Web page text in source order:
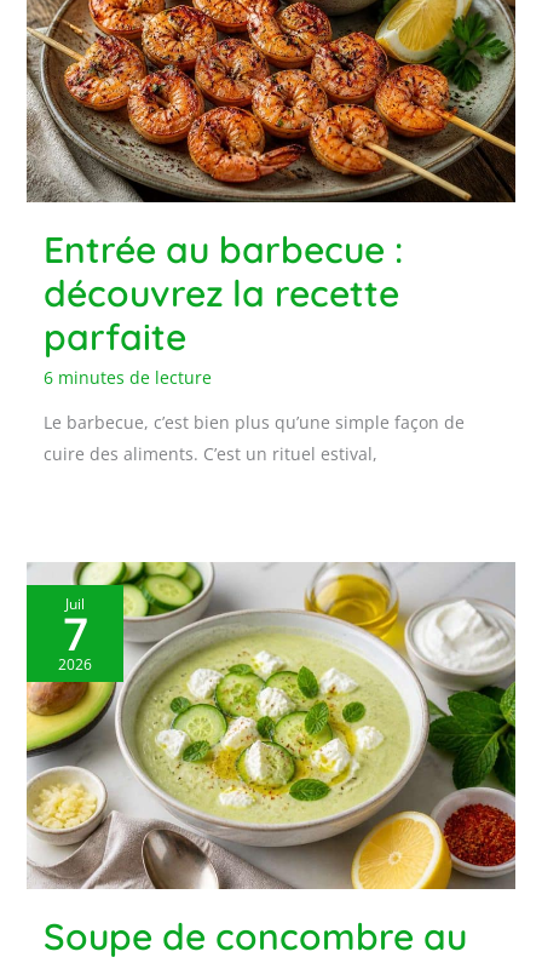
Entrée au barbecue :
découvrez la recette
parfaite
6 minutes de lecture
Le barbecue, c’est bien plus qu’une simple façon de
cuire des aliments. C’est un rituel estival,
Juil
7
2026
Soupe de concombre au